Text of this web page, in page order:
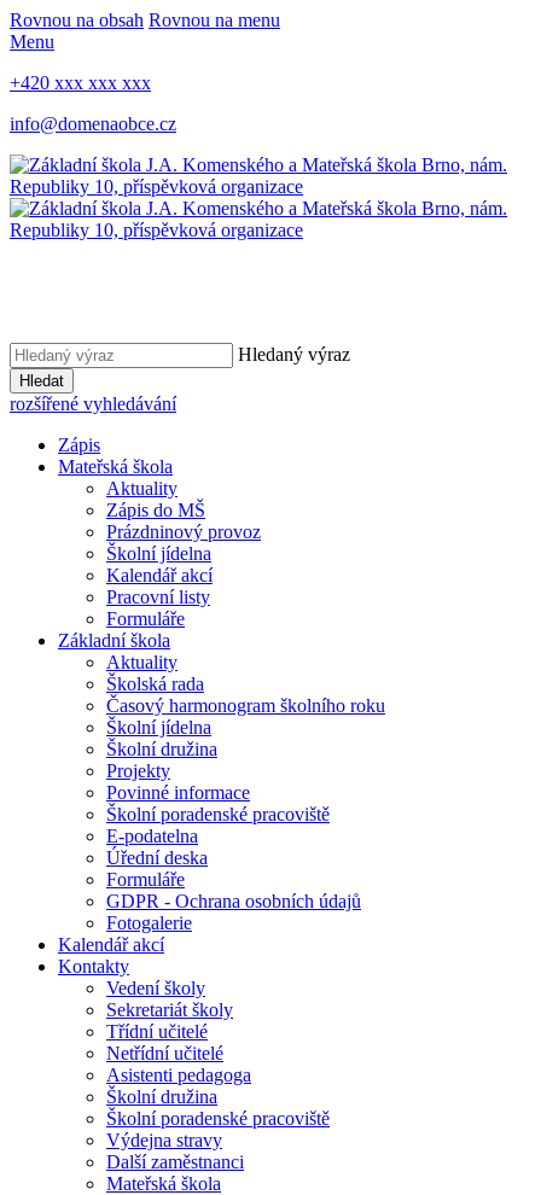
Rovnou na obsah Rovnou na menu
Menu
+420 xxx xxx xxx
info@domenaobce.cz
Hledaný výraz
Hledat
rozšířené vyhledávání
Zápis
Mateřská škola
Aktuality
Zápis do MŠ
Prázdninový provoz
Školní jídelna
Kalendář akcí
Pracovní listy
Formuláře
Základní škola
Aktuality
Školská rada
Časový harmonogram školního roku
Školní jídelna
Školní družina
Projekty
Povinné informace
Školní poradenské pracoviště
E-podatelna
Úřední deska
Formuláře
GDPR - Ochrana osobních údajů
Fotogalerie
Kalendář akcí
Kontakty
Vedení školy
Sekretariát školy
Třídní učitelé
Netřídní učitelé
Asistenti pedagoga
Školní družina
Školní poradenské pracoviště
Výdejna stravy
Další zaměstnanci
Mateřská škola